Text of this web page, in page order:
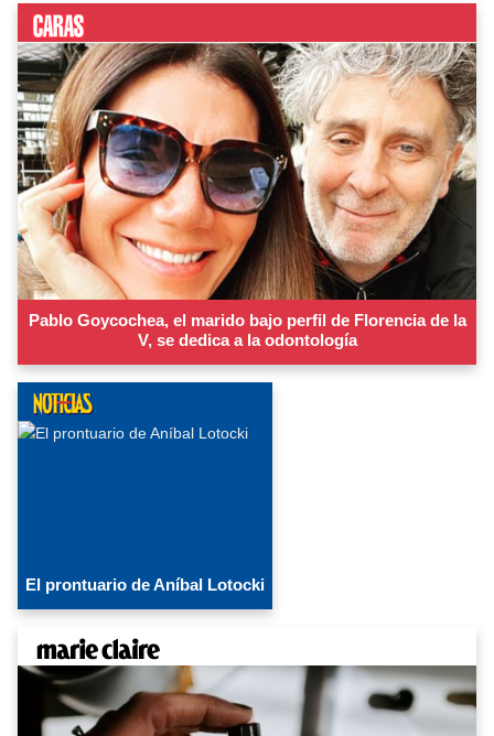
Pablo Goycochea, el marido bajo perfil de Florencia de la
V, se dedica a la odontología
El prontuario de Aníbal Lotocki